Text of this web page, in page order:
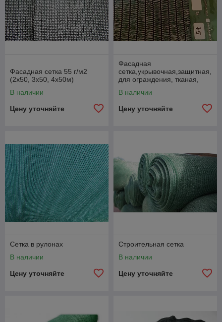
Фасадная сетка 55 г/м2
(2х50, 3х50, 4х50м)
В наличии
Цену уточняйте
Фасадная
сетка,укрывочная,защитная,
для ограждения, тканая,
В наличии
Цену уточняйте
Сетка в рулонах
В наличии
Цену уточняйте
Строительная сетка
В наличии
Цену уточняйте